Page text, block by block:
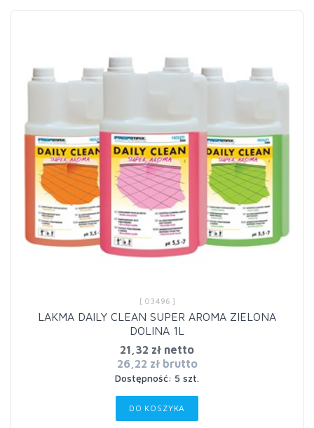
[ 03496 ]
LAKMA DAILY CLEAN SUPER AROMA ZIELONA
DOLINA 1L
21,32 zł netto
26,22 zł brutto
Dostępność: 5 szt.
DO KOSZYKA